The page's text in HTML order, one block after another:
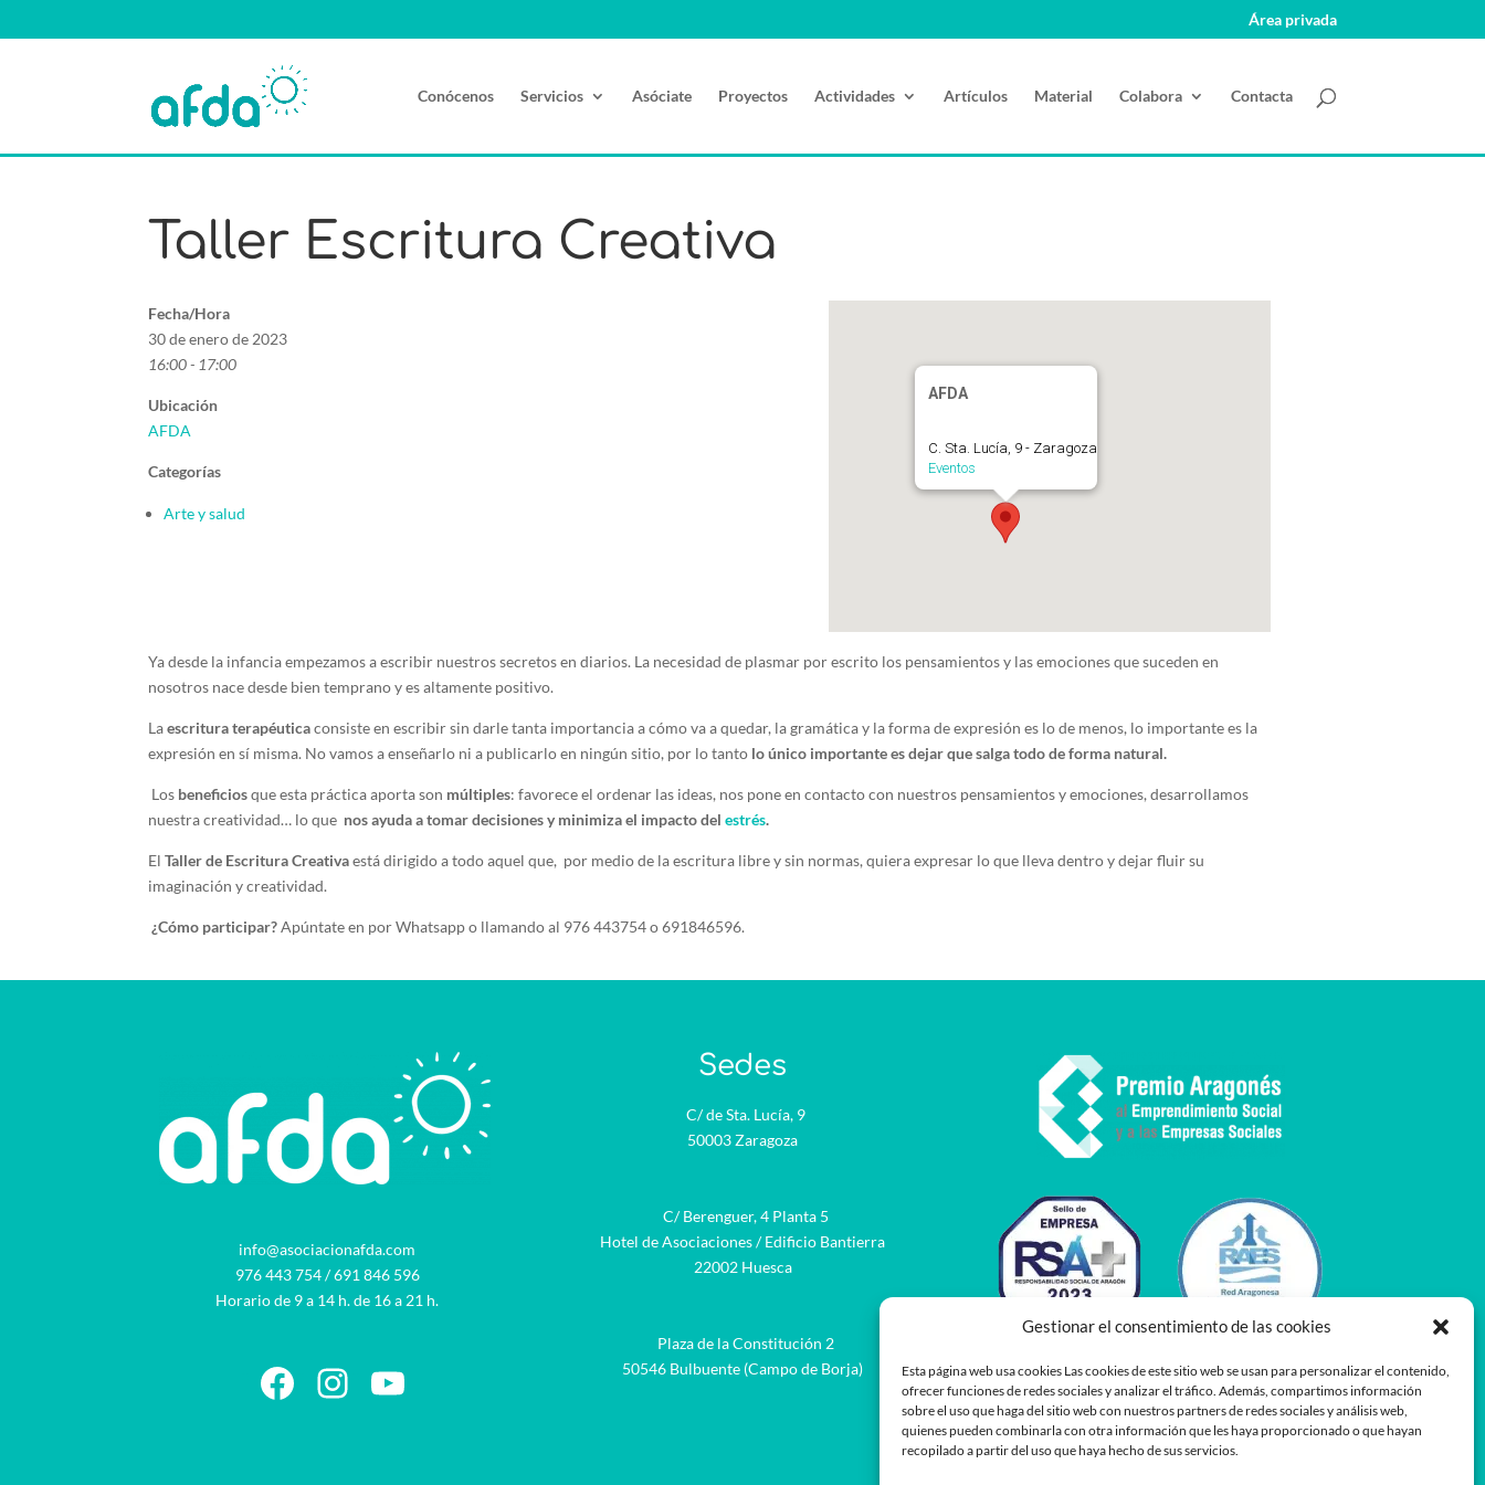
Gestionar el consentimiento de las cookies
Esta página web usa cookies Las cookies de este sitio web se usan para personalizar el contenido,
ofrecer funciones de redes sociales y analizar el tráfico. Además, compartimos información
sobre el uso que haga del sitio web con nuestros partners de redes sociales y análisis web,
quienes pueden combinarla con otra información que les haya proporcionado o que hayan
recopilado a partir del uso que haya hecho de sus servicios.
Área privada
Conócenos Servicios Asóciate Proyectos Actividades Artículos Material Colabora Contacta
Taller Escritura Creativa
AFDA
C. Sta. Lucía, 9 - Zaragoza
Eventos
Fecha/Hora
30 de enero de 2023
16:00 - 17:00
Ubicación
AFDA
Categorías
Arte y salud
Ya desde la infancia empezamos a escribir nuestros secretos en diarios. La necesidad de plasmar por escrito los pensamientos y las emociones que suceden en
nosotros nace desde bien temprano y es altamente positivo.
Laescritura terapéuticaconsiste en escribir sin darle tanta importancia a cómo va a quedar, la gramática y la forma de expresión es lo de menos, lo importante es la
expresión en sí misma. No vamos a enseñarlo ni a publicarlo en ningún sitio, por lo tanto lo único importante es dejar que salga todo de forma natural.
Los beneficiosque esta práctica aporta son múltiples: favorece el ordenar las ideas, nos pone en contacto con nuestros pensamientos y emociones, desarrollamos
nuestra creatividad… lo que nos ayuda a tomar decisiones y minimiza el impacto delestrés.
ElTaller de Escritura Creativaestá dirigido a todo aquel que, por medio de la escritura libre y sin normas, quiera expresar lo que lleva dentro y dejar fluir su
imaginación y creatividad.
¿Cómo participar?Apúntate en por Whatsapp o llamando al 976 443754 o 691846596.
info@asociacionafda.com
976 443 754/691 846 596
Horario de 9 a 14 h. de 16 a 21 h.
Facebook
Instagram
YouTube
Sedes
C/ de Sta. Lucía, 9
50003 Zaragoza
C/ Berenguer, 4 Planta 5
Hotel de Asociaciones / Edificio Bantierra
22002 Huesca
Plaza de la Constitución 2
50546 Bulbuente (Campo de Borja)